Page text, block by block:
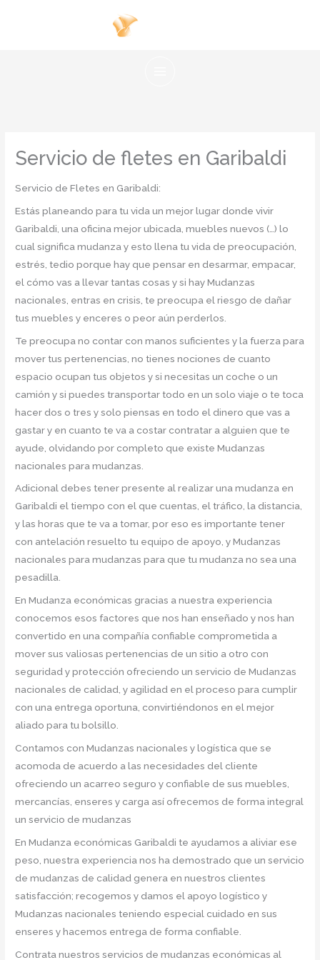
Servicio de fletes en Garibaldi
Servicio de Fletes en Garibaldi:
Estás planeando para tu vida un mejor lugar donde vivir
Garibaldi, una oficina mejor ubicada, muebles nuevos (…) lo
cual significa mudanza y esto llena tu vida de preocupación,
estrés, tedio porque hay que pensar en desarmar, empacar,
el cómo vas a llevar tantas cosas y si hay Mudanzas
nacionales, entras en crisis, te preocupa el riesgo de dañar
tus muebles y enceres o peor aún perderlos.
Te preocupa no contar con manos suficientes y la fuerza para
mover tus pertenencias, no tienes nociones de cuanto
espacio ocupan tus objetos y si necesitas un coche o un
camión y si puedes transportar todo en un solo viaje o te toca
hacer dos o tres y solo piensas en todo el dinero que vas a
gastar y en cuanto te va a costar contratar a alguien que te
ayude, olvidando por completo que existe Mudanzas
nacionales para mudanzas.
Adicional debes tener presente al realizar una mudanza en
Garibaldi el tiempo con el que cuentas, el tráfico, la distancia,
y las horas que te va a tomar, por eso es importante tener
con antelación resuelto tu equipo de apoyo, y Mudanzas
nacionales para mudanzas para que tu mudanza no sea una
pesadilla.
En Mudanza económicas gracias a nuestra experiencia
conocemos esos factores que nos han enseñado y nos han
convertido en una compañía confiable comprometida a
mover sus valiosas pertenencias de un sitio a otro con
seguridad y protección ofreciendo un servicio de Mudanzas
nacionales de calidad, y agilidad en el proceso para cumplir
con una entrega oportuna, convirtiéndonos en el mejor
aliado para tu bolsillo.
Contamos con Mudanzas nacionales y logística que se
acomoda de acuerdo a las necesidades del cliente
ofreciendo un acarreo seguro y confiable de sus muebles,
mercancías, enseres y carga así ofrecemos de forma integral
un servicio de mudanzas
En Mudanza económicas Garibaldi te ayudamos a aliviar ese
peso, nuestra experiencia nos ha demostrado que un servicio
de mudanzas de calidad genera en nuestros clientes
satisfacción; recogemos y damos el apoyo logístico y
Mudanzas nacionales teniendo especial cuidado en sus
enseres y hacemos entrega de forma confiable.
Contrata nuestros servicios de mudanzas económicas al